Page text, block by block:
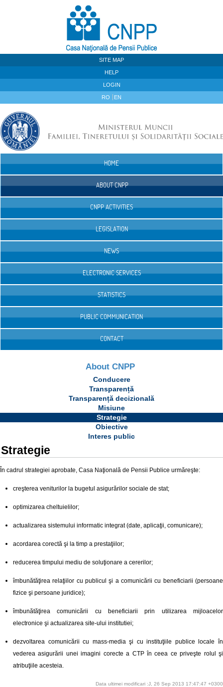
SITE MAP
HELP
LOGIN
RO EN
HOME
ABOUT CNPP
CNPP ACTIVITIES
LEGISLATION
NEWS
ELECTRONIC SERVICES
STATISTICS
PUBLIC COMMUNICATION
CONTACT
About CNPP
Conducere
Transparență
Transparență decizională
Misiune
Strategie
Obiective
Interes public
Strategie
În cadrul strategiei aprobate, Casa Naţională de Pensii Publice urmăreşte:
creşterea veniturilor la bugetul asigurărilor sociale de stat;
optimizarea cheltuielilor;
actualizarea sistemului informatic integrat (date, aplicaţii, comunicare);
acordarea corectă şi la timp a prestaţiilor;
reducerea timpului mediu de soluţionare a cererilor;
îmbunătăţirea relaţiilor cu publicul şi a comunicării cu beneficiarii (persoane
fizice şi persoane juridice);
îmbunătăţirea comunicării cu beneficiarii prin utilizarea mijloacelor
electronice şi actualizarea site-ului institutiei;
dezvoltarea comunicării cu mass-media şi cu instituţiile publice locale în
vederea asigurării unei imagini corecte a CTP în ceea ce priveşte rolul şi
atribuţiile acesteia.
Data ultimei modificari :J, 26 Sep 2013 17:47:47 +0300